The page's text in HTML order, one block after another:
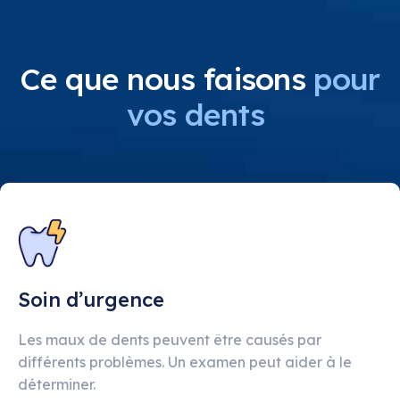
Ce que nous faisons pour
vos dents
Soin d’urgence
Les maux de dents peuvent être causés par
différents problèmes. Un examen peut aider à le
déterminer.